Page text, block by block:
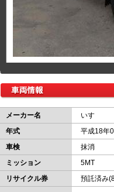
メーカー名 いすゞ
年式
平成18年
車検
抹消
ミッション
5MT
リサイクル券
預託済み